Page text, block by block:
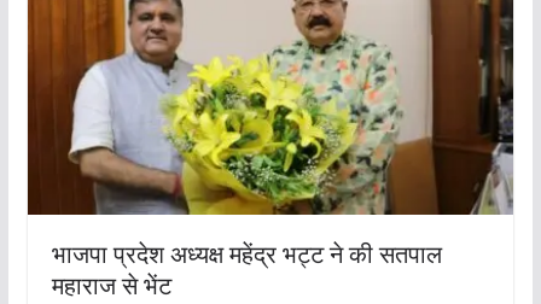
भाजपा प्रदेश अध्यक्ष महेंद्र भट्ट ने की सतपाल
महाराज से भेंट